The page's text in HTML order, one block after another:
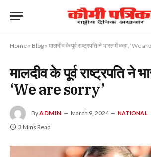
Home » Blog » मालदीव के पूर्व राष्ट्रपति ने भारत में कहा, ‘We
मालदीव के पूर्व राष्ट्रपति ने
‘We are sorry’
ByADMIN March 9, 2024 NATIONAL
3 Mins Read